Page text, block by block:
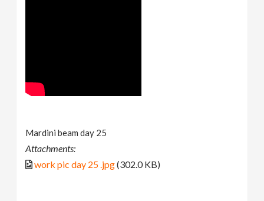
Mardini beam day 25
Attachments:
work pic day 25 .jpg(302.0 KB)